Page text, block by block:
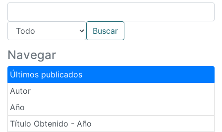
Navegar
Últimos publicados
Autor
Año
Título Obtenido - Año